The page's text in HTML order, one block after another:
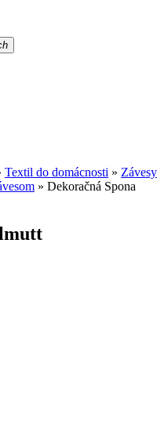
Textil do domácnosti » Závesy
» Dekoračná Spona